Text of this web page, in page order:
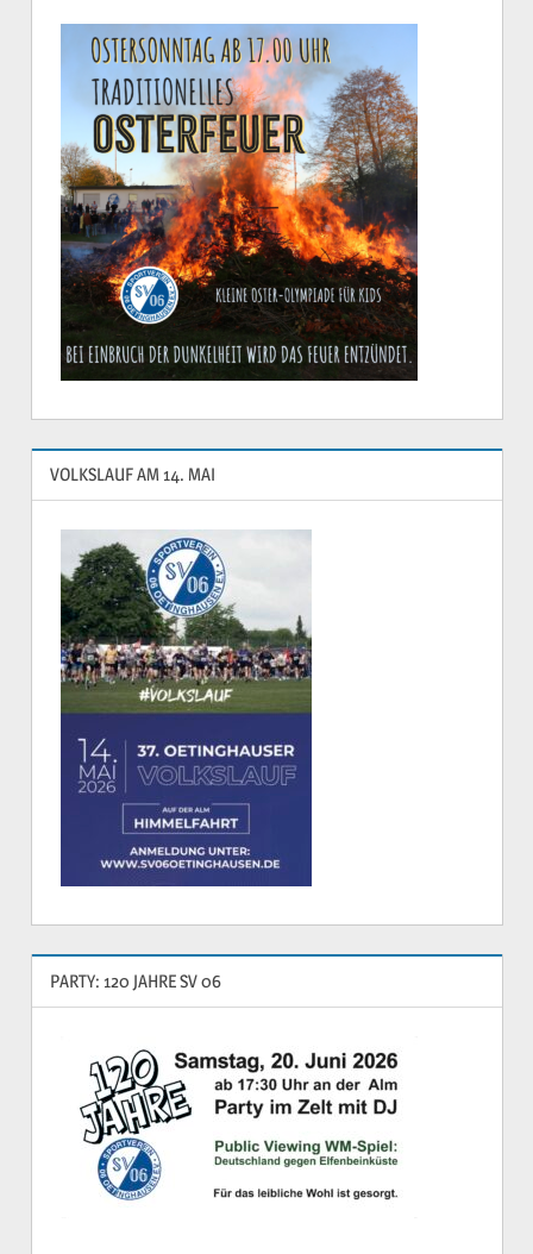
VOLKSLAUF AM 14. MAI
PARTY: 120 JAHRE SV 06